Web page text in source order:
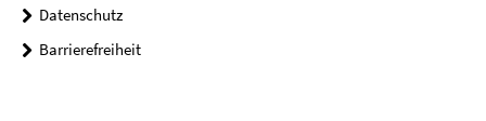
Datenschutz
Barrierefreiheit